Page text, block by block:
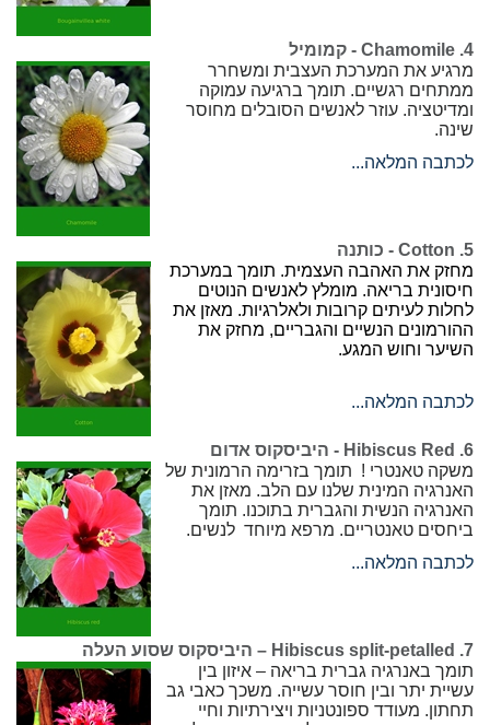
4. Chamomile - קמומיל
מרגיע את המערכת העצבית ומשחרר
ממתחים רגשיים. תומך ברגיעה עמוקה
ומדיטציה. עוזר לאנשים הסובלים מחוסר
שינה.
לכתבה המלאה...
5. Cotton - כותנה
מחזק את האהבה העצמית. תומך במערכת
חיסונית בריאה. מומלץ לאנשים הנוטים
לחלות לעיתים קרובות ולאלרגיות. מאזן את
ההורמונים הנשיים והגבריים, מחזק את
השיער וחוש המגע.
לכתבה המלאה...
6. Hibiscus Red - היביסקוס אדום
משקה טאנטרי ! תומך בזרימה הרמונית של
האנרגיה המינית שלנו עם הלב. מאזן את
האנרגיה הנשית והגברית בתוכנו. תומך
ביחסים טאנטריים. מרפא מיוחד לנשים.
לכתבה המלאה...
7. Hibiscus split-petalled – היביסקוס שסוע העלה
תומך באנרגיה גברית בריאה – איזון בין
עשיית יתר ובין חוסר עשייה. משכך כאבי גב
תחתון. מעודד ספונטניות ויצירתיות וחיי